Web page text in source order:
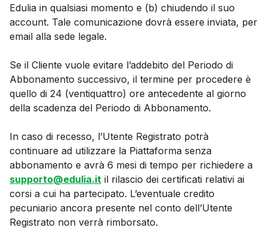
Edulia in qualsiasi momento e (b) chiudendo il suo
account. Tale comunicazione dovrà essere inviata, per
email alla sede legale.
Se il Cliente vuole evitare l’addebito del Periodo di
Abbonamento successivo, il termine per procedere è
quello di 24 (ventiquattro) ore antecedente al giorno
della scadenza del Periodo di Abbonamento.
In caso di recesso, l’Utente Registrato potrà
continuare ad utilizzare la Piattaforma senza
abbonamento e avrà 6 mesi di tempo per richiedere a
supporto@edulia.it il rilascio dei certificati relativi ai
corsi a cui ha partecipato. L’eventuale credito
pecuniario ancora presente nel conto dell’Utente
Registrato non verrà rimborsato.